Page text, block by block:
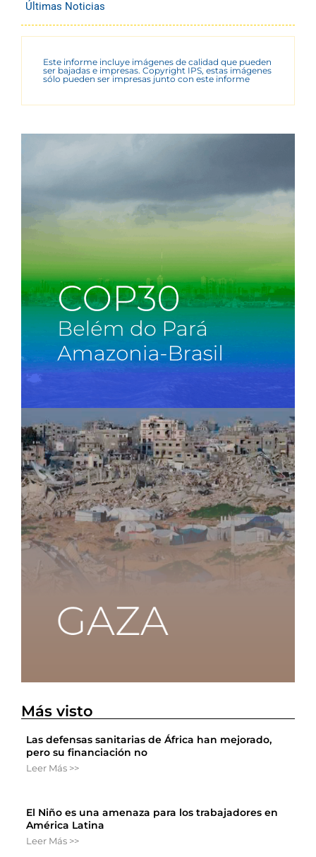
Últimas Noticias
Este informe incluye imágenes de calidad que pueden
ser bajadas e impresas. Copyright IPS, estas imágenes
sólo pueden ser impresas junto con este informe
Más visto
Las defensas sanitarias de África han mejorado,
pero su financiación no
Leer Más >>
El Niño es una amenaza para los trabajadores en
América Latina
Leer Más >>